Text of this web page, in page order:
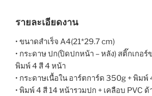
รายละเอียดงาน
• ขนาดสำเร็จ A4(21*29.7 cm)
• กระดาษ ปก(ปิดปกหน้า – หลัง) สติ๊กเกอร์
พิมพ์ 4 สี 4 หน้า
• กระดาษเนื้อใน อาร์ตการ์ด 350g + พิมพ์
• พิมพ์ 4 สี 14 หน้ารวมปก + เคลือบ PVC